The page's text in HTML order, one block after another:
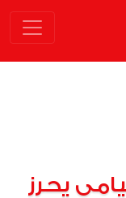
يحرز